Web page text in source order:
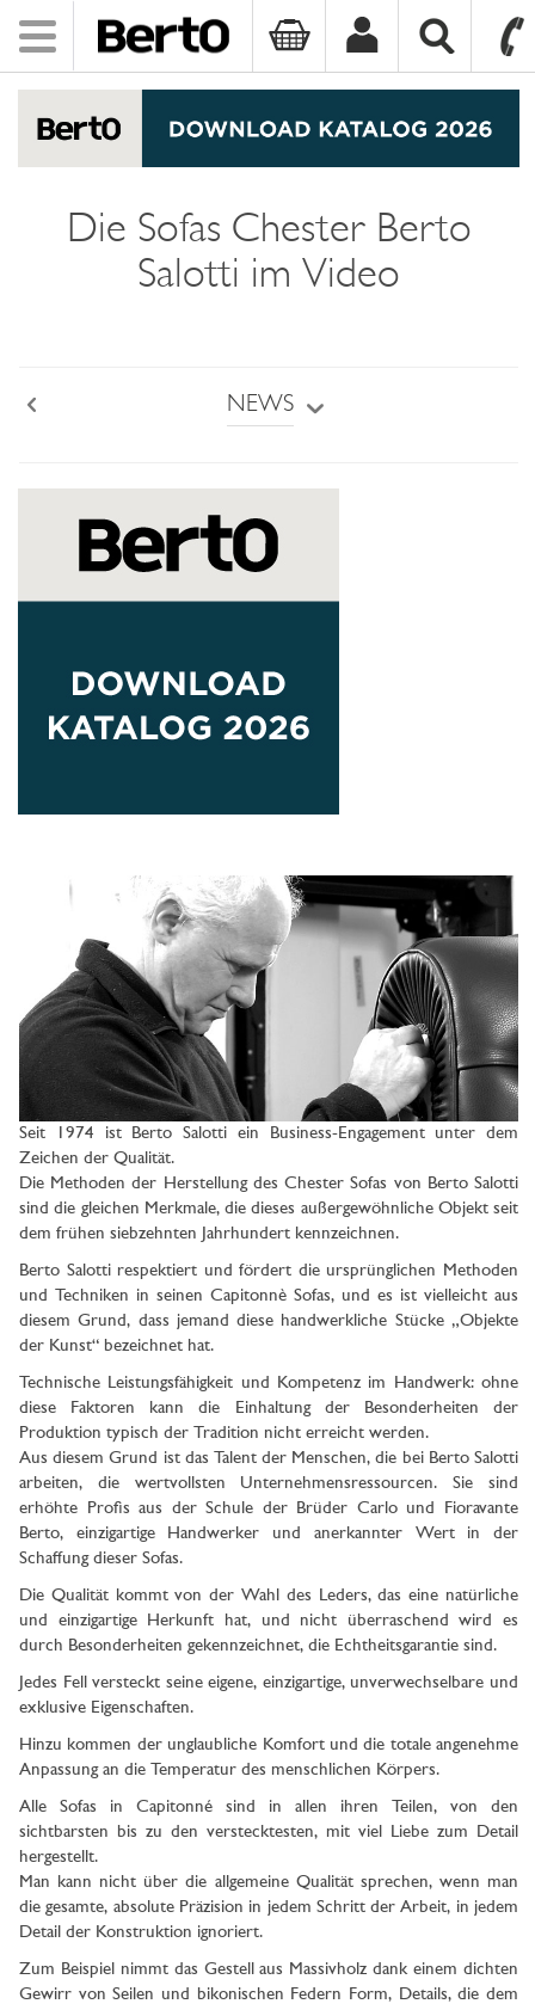
Toggle
navigation
Die Sofas Chester Berto
Salotti im Video
NEWS
Seit 1974 ist Berto Salotti ein Business-Engagement unter dem
Zeichen der Qualität.
Die Methoden der Herstellung des Chester Sofas von Berto Salotti
sind die gleichen Merkmale, die dieses außergewöhnliche Objekt seit
dem frühen siebzehnten Jahrhundert kennzeichnen.
Berto Salotti respektiert und fördert die ursprünglichen Methoden
und Techniken in seinen Capitonnè Sofas, und es ist vielleicht aus
diesem Grund, dass jemand diese handwerkliche Stücke „Objekte
der Kunst“ bezeichnet hat.
Technische Leistungsfähigkeit und Kompetenz im Handwerk: ohne
diese Faktoren kann die Einhaltung der Besonderheiten der
Produktion typisch der Tradition nicht erreicht werden.
Aus diesem Grund ist das Talent der Menschen, die bei Berto Salotti
arbeiten, die wertvollsten Unternehmensressourcen. Sie sind
erhöhte Profis aus der Schule der Brüder Carlo und Fioravante
Berto, einzigartige Handwerker und anerkannter Wert in der
Schaffung dieser Sofas.
Die Qualität kommt von der Wahl des Leders, das eine natürliche
und einzigartige Herkunft hat, und nicht überraschend wird es
durch Besonderheiten gekennzeichnet, die Echtheitsgarantie sind.
Jedes Fell versteckt seine eigene, einzigartige, unverwechselbare und
exklusive Eigenschaften.
Hinzu kommen der unglaubliche Komfort und die totale angenehme
Anpassung an die Temperatur des menschlichen Körpers.
Alle Sofas in Capitonné sind in allen ihren Teilen, von den
sichtbarsten bis zu den verstecktesten, mit viel Liebe zum Detail
hergestellt.
Man kann nicht über die allgemeine Qualität sprechen, wenn man
die gesamte, absolute Präzision in jedem Schritt der Arbeit, in jedem
Detail der Konstruktion ignoriert.
Zum Beispiel nimmt das Gestell aus Massivholz dank einem dichten
Gewirr von Seilen und bikonischen Federn Form, Details, die dem